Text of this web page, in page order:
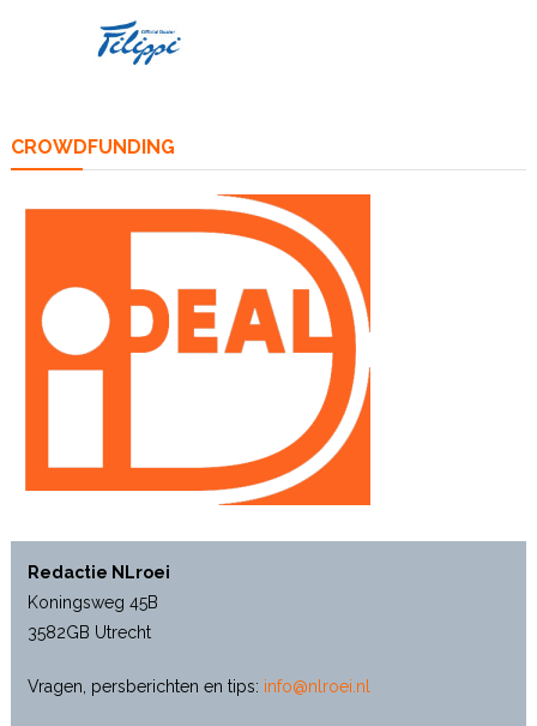
CROWDFUNDING
Redactie NLroei
Koningsweg 45B
3582GB Utrecht
Vragen, persberichten en tips: info@nlroei.nl